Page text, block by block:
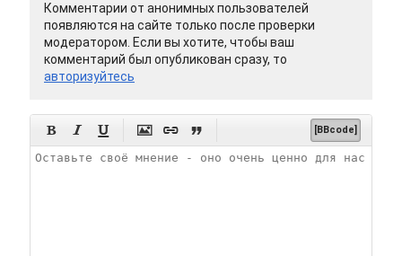
Комментарии от анонимных пользователей
появляются на сайте только после проверки
модератором. Если вы хотите, чтобы ваш
комментарий был опубликован сразу, то
авторизуйтесь
      [BBcode]